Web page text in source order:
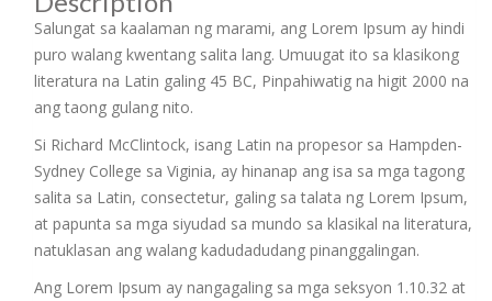
Salungat sa kaalaman ng marami, ang Lorem Ipsum ay hindi
puro walang kwentang salita lang. Umuugat ito sa klasikong
literatura na Latin galing 45 BC, Pinpahiwatig na higit 2000 na
ang taong gulang nito.
Si Richard McClintock, isang Latin na propesor sa Hampden-
Sydney College sa Viginia, ay hinanap ang isa sa mga tagong
salita sa Latin, consectetur, galing sa talata ng Lorem Ipsum,
at papunta sa mga siyudad sa mundo sa klasikal na literatura,
natuklasan ang walang kadudadudang pinanggalingan.
Ang Lorem Ipsum ay nangagaling sa mga seksyon 1.10.32 at